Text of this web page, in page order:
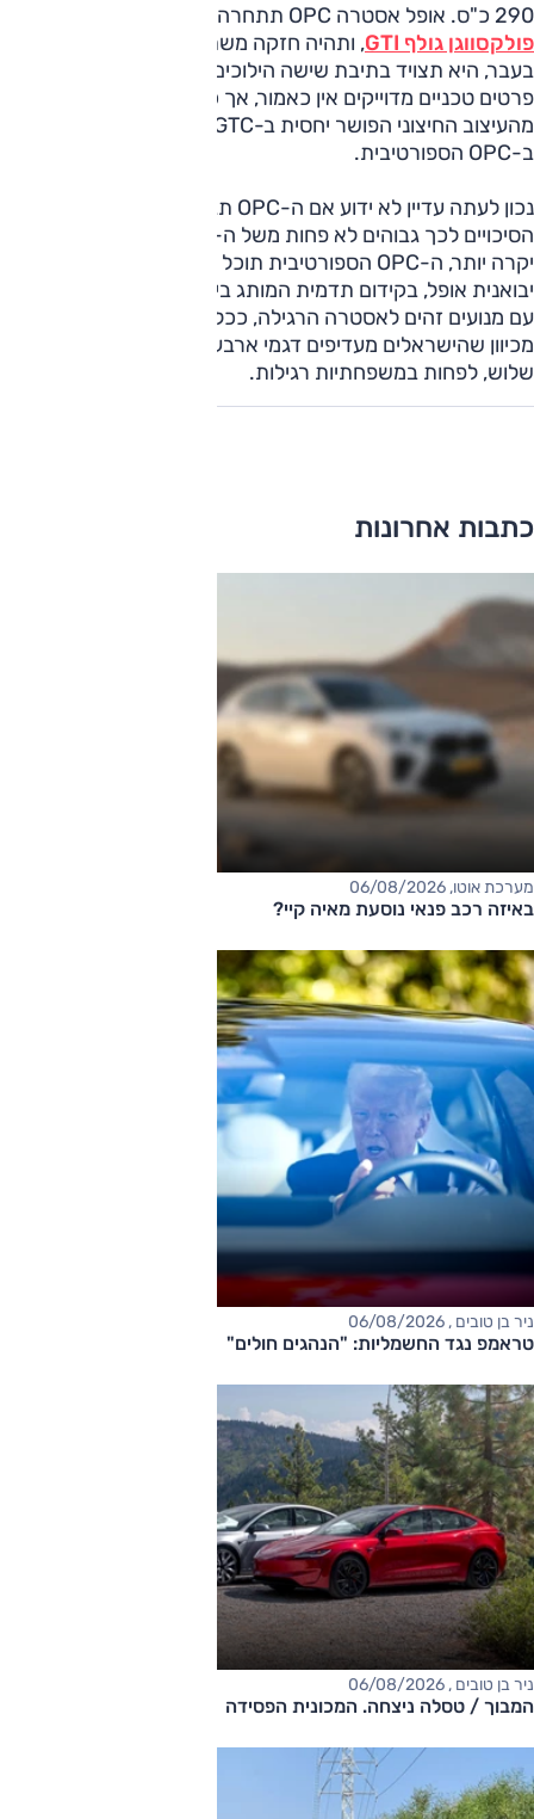
290 כ"ס. אופל אסטרה OPC תתחרה ב
פולקסווגן גולף GTI
, ותהיה חזקה משתיהן משמעותית. כמו
בעבר, היא תצויד בתיבת שישה הילוכים ידנית ובהנעה קדמית.
פרטים טכניים מדוייקים אין כאמור, אך כבר כעת ניתן להתרשם
ב-OPC הספורטיבית.
נכון לעתה עדיין לא ידוע אם ה-OPC תגיע לישראל, אך נראה כי
יקרה יותר, ה-OPC הספורטיבית תוכל לסייע לחברת שלמה,
עם מנועים זהים לאסטרה הרגילה, ככל הנראה לא תגיע אלינו
מכיוון שהישראלים מעדיפים דגמי ארבע או חמש דלתות על-פני
שלוש, לפחות במשפחתיות רגילות.
כתבות אחרונות
מערכת אוטו, 06/08/2026
באיזה רכב פנאי נוסעת מאיה קיי?
ניר בן טובים , 06/08/2026
טראמפ נגד החשמליות: "הנהגים חולים"
ניר בן טובים , 06/08/2026
המבוך / טסלה ניצחה. המכונית הפסידה